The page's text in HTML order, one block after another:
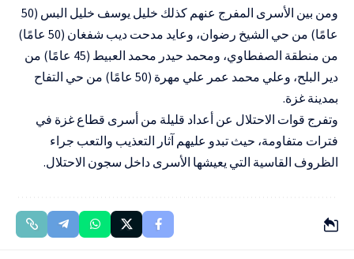
ومن بين الأسرى المفرج عنهم كذلك خليل يوسف خليل البس (50
عامًا) من حي الشيخ رضوان، وعايد مدحت ديب شفغان (50 عامًا)
من منطقة الصفطاوي، ومحمد حيدر محمد العبيط (45 عامًا) من
دير البلح، وعلي محمد عمر علي مهرة (50 عامًا) من حي التفاح
بمدينة غزة.
وتفرج قوات الاحتلال عن أعداد قليلة من أسرى قطاع غزة في
فترات متفاومة، حيث تبدو عليهم آثار التعذيب والتعب جراء
الظروف القاسية التي يعيشها الأسرى داخل سجون الاحتلال.